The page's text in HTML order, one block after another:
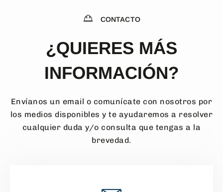
CONTACTO
¿QUIERES MÁS
INFORMACIÓN?
Envíanos un email o comunícate con nosotros por
los medios disponibles y te ayudaremos a resolver
cualquier duda y/o consulta que tengas a la
brevedad.